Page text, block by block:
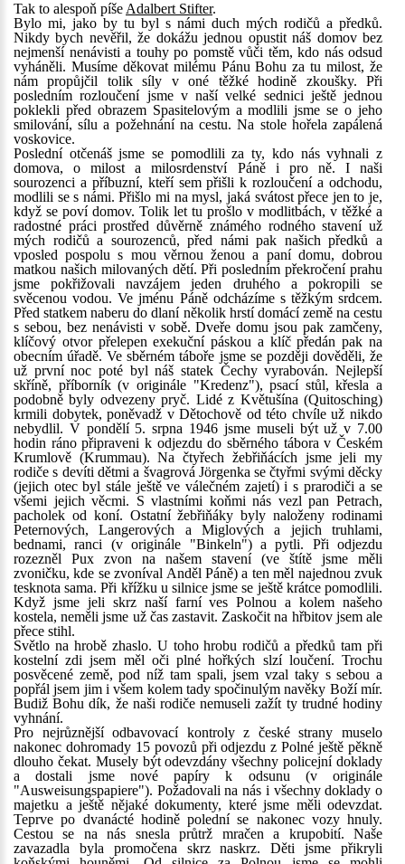
Tak to alespoň píše Adalbert Stifter.
Bylo mi, jako by tu byl s námi duch mých rodičů a předků.
Nikdy bych nevěřil, že dokážu jednou opustit náš domov bez
nejmenší nenávisti a touhy po pomstě vůči těm, kdo nás odsud
vyháněli. Musíme děkovat milému Pánu Bohu za tu milost, že
nám propůjčil tolik síly v oné těžké hodině zkoušky. Při
posledním rozloučení jsme v naší velké sednici ještě jednou
poklekli před obrazem Spasitelovým a modlili jsme se o jeho
smilování, sílu a požehnání na cestu. Na stole hořela zapálená
voskovice.
Poslední otčenáš jsme se pomodlili za ty, kdo nás vyhnali z
domova, o milost a milosrdenství Páně i pro ně. I naši
sourozenci a příbuzní, kteří sem přišli k rozloučení a odchodu,
modlili se s námi. Přišlo mi na mysl, jaká svátost přece jen to je,
když se poví domov. Tolik let tu prošlo v modlitbách, v těžké a
radostné práci prostřed důvěrně známého rodného stavení už
mých rodičů a sourozenců, před námi pak našich předků a
vposled pospolu s mou věrnou ženou a paní domu, dobrou
matkou našich milovaných dětí. Při posledním překročení prahu
jsme pokřižovali navzájem jeden druhého a pokropili se
svěcenou vodou. Ve jménu Páně odcházíme s těžkým srdcem.
Před statkem naberu do dlaní několik hrstí domácí země na cestu
s sebou, bez nenávisti v sobě. Dveře domu jsou pak zamčeny,
klíčový otvor přelepen exekuční páskou a klíč předán pak na
obecním úřadě. Ve sběrném táboře jsme se později dověděli, že
už první noc poté byl náš statek Čechy vyrabován. Nejlepší
skříně, příborník (v originále "Kredenz"), psací stůl, křesla a
podobně byly odvezeny pryč. Lidé z Květušína (Quitosching)
krmili dobytek, poněvadž v Dětochově od této chvíle už nikdo
nebydlil. V pondělí 5. srpna 1946 jsme museli být už v 7.00
hodin ráno připraveni k odjezdu do sběrného tábora v Českém
Krumlově (Krummau). Na čtyřech žebřiňácích jsme jeli my
rodiče s devíti dětmi a švagrová Jörgenka se čtyřmi svými děcky
(jejich otec byl stále ještě ve válečném zajetí) i s prarodiči a se
všemi jejich věcmi. S vlastními koňmi nás vezl pan Petrach,
pacholek od koní. Ostatní žebřiňáky byly naloženy rodinami
Peternových, Langerových a Miglových a jejich truhlami,
bednami, ranci (v originále "Binkeln") a pytli. Při odjezdu
rozezněl Pux zvon na našem stavení (ve štítě jsme měli
zvoničku, kde se zvoníval Anděl Páně) a ten měl najednou zvuk
tesknota sama. Při křížku u silnice jsme se ještě krátce pomodlili.
Když jsme jeli skrz naší farní ves Polnou a kolem našeho
kostela, neměli jsme už čas zastavit. Zaskočit na hřbitov jsem ale
přece stihl.
Světlo na hrobě zhaslo. U toho hrobu rodičů a předků tam při
kostelní zdi jsem měl oči plné hořkých slzí loučení. Trochu
posvěcené země, pod níž tam spali, jsem vzal taky s sebou a
popřál jsem jim i všem kolem tady spočinulým navěky Boží mír.
Budiž Bohu dík, že naši rodiče nemuseli zažít ty trudné hodiny
vyhnání.
Pro nejrůznější odbavovací kontroly z české strany muselo
nakonec dohromady 15 povozů při odjezdu z Polné ještě pěkně
dlouho čekat. Musely být odevzdány všechny policejní doklady
a dostali jsme nové papíry k odsunu (v originále
"Ausweisungspapiere"). Požadovali na nás i všechny doklady o
majetku a ještě nějaké dokumenty, které jsme měli odevzdat.
Teprve po dvanácté hodině polední se nakonec vozy hnuly.
Cestou se na nás snesla průtrž mračen a krupobití. Naše
zavazadla byla promočena skrz naskrz. Děti jsme přikryli